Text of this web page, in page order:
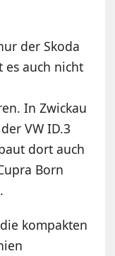
der Skoda
es auch nicht
In Zwickau
VW ID.3
dort auch
Born
kompakten